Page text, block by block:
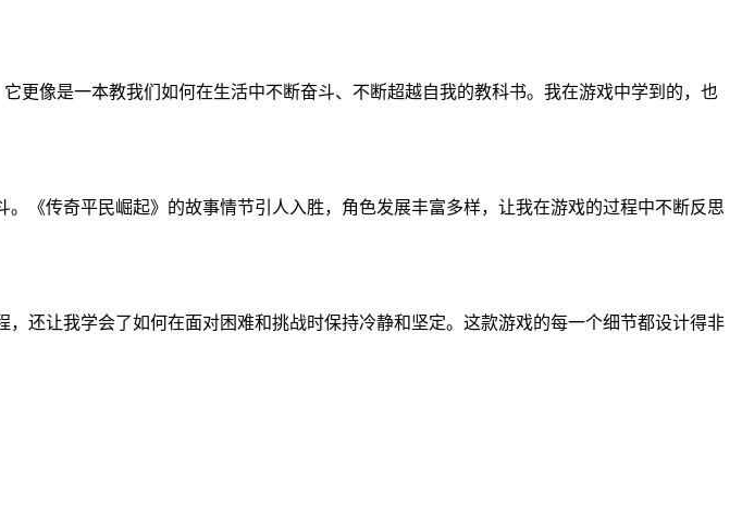
更像是一本教我们如何在生活中不断奋斗、不断超越自我的教科书。我在游戏中学到的，也
《传奇平民崛起》的故事情节引人入胜，角色发展丰富多样，让我在游戏的过程中不断反思
还让我学会了如何在面对困难和挑战时保持冷静和坚定。这款游戏的每一个细节都设计得非